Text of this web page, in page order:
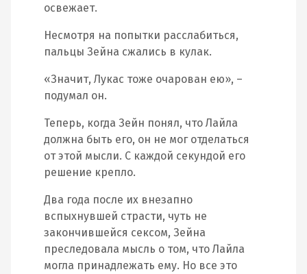
освежает.
Несмотря на попытки расслабиться,
пальцы Зейна сжались в кулак.
«Значит, Лукас тоже очарован ею», –
подумал он.
Теперь, когда Зейн понял, что Лайла
должна быть его, он не мог отделаться
от этой мысли. С каждой секундой его
решение крепло.
Два года после их внезапно
вспыхнувшей страсти, чуть не
закончившейся сексом, Зейна
преследовала мысль о том, что Лайла
могла принадлежать ему. Но все это